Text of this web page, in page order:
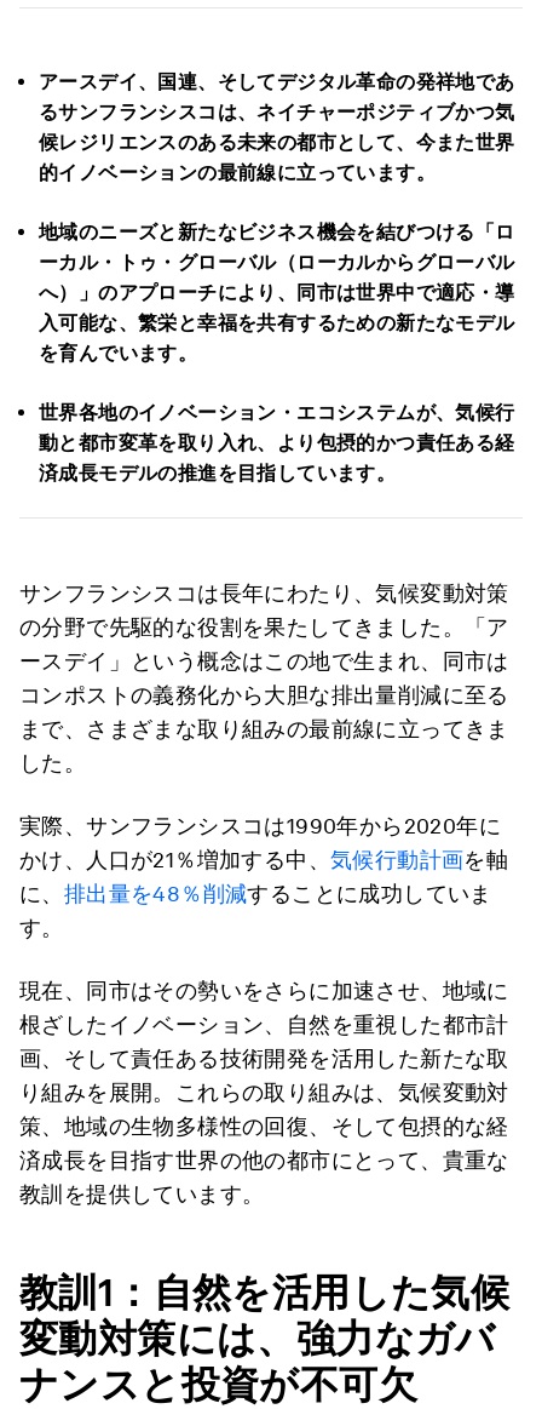
アースデイ、国連、そしてデジタル革命の発祥地であ
るサンフランシスコは、ネイチャーポジティブかつ気
候レジリエンスのある未来の都市として、今また世界
的イノベーションの最前線に立っています。
地域のニーズと新たなビジネス機会を結びつける「ロ
ーカル・トゥ・グローバル（ローカルからグローバル
へ）」のアプローチにより、同市は世界中で適応・導
入可能な、繁栄と幸福を共有するための新たなモデル
を育んでいます。
世界各地のイノベーション・エコシステムが、気候行
動と都市変革を取り入れ、より包摂的かつ責任ある経
済成長モデルの推進を目指しています。
サンフランシスコは長年にわたり、気候変動対策
の分野で先駆的な役割を果たしてきました。「ア
ースデイ」という概念はこの地で生まれ、同市は
コンポストの義務化から大胆な排出量削減に至る
まで、さまざまな取り組みの最前線に立ってきま
した。
実際、サンフランシスコは1990年から2020年に
かけ、人口が21％増加する中、 気候行動計画を軸
に、 排出量を48％削減することに成功していま
す。
現在、同市はその勢いをさらに加速させ、地域に
根ざしたイノベーション、自然を重視した都市計
画、そして責任ある技術開発を活用した新たな取
り組みを展開。これらの取り組みは、気候変動対
策、地域の生物多様性の回復、そして包摂的な経
済成長を目指す世界の他の都市にとって、貴重な
教訓を提供しています。
教訓1：自然を活用した気候
変動対策には、強力なガバ
ナンスと投資が不可欠